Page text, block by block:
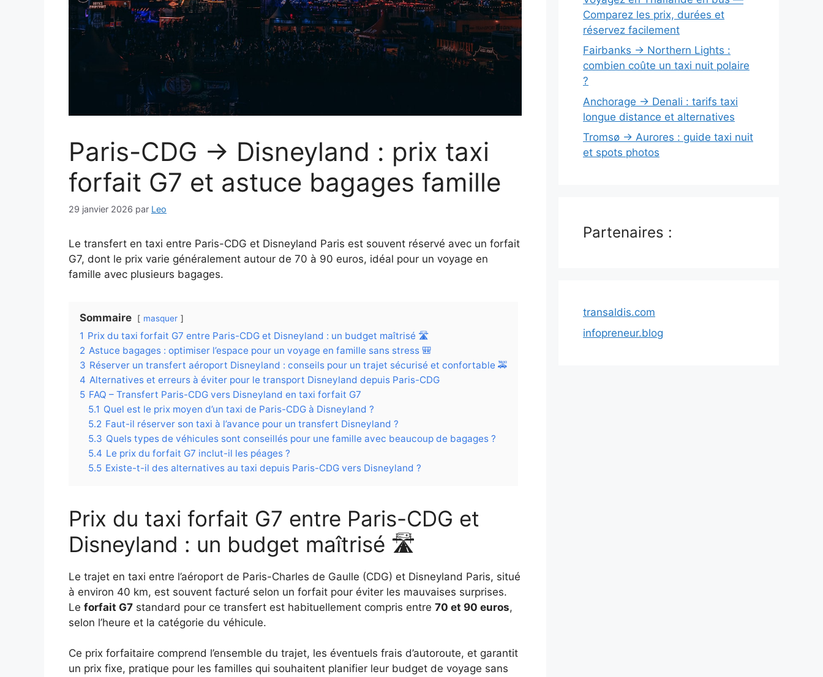
Paris-CDG → Disneyland : prix taxi
forfait G7 et astuce bagages famille
29 janvier 2026 par Leo
Le transfert en taxi entre Paris-CDG et Disneyland Paris est souvent réservé avec un forfait
G7, dont le prix varie généralement autour de 70 à 90 euros, idéal pour un voyage en
famille avec plusieurs bagages.
Sommaire masquer
1 Prix du taxi forfait G7 entre Paris-CDG et Disneyland : un budget maîtrisé 🛣️
2 Astuce bagages : optimiser l’espace pour un voyage en famille sans stress 🎒
3 Réserver un transfert aéroport Disneyland : conseils pour un trajet sécurisé et confortable 🚕
4 Alternatives et erreurs à éviter pour le transport Disneyland depuis Paris-CDG
5 FAQ – Transfert Paris-CDG vers Disneyland en taxi forfait G7
5.1 Quel est le prix moyen d’un taxi de Paris-CDG à Disneyland ?
5.2 Faut-il réserver son taxi à l’avance pour un transfert Disneyland ?
5.3 Quels types de véhicules sont conseillés pour une famille avec beaucoup de bagages ?
5.4 Le prix du forfait G7 inclut-il les péages ?
5.5 Existe-t-il des alternatives au taxi depuis Paris-CDG vers Disneyland ?
Prix du taxi forfait G7 entre Paris-CDG et
Disneyland : un budget maîtrisé 🛣️
Le trajet en taxi entre l’aéroport de Paris-Charles de Gaulle (CDG) et Disneyland Paris, situé
à environ 40 km, est souvent facturé selon un forfait pour éviter les mauvaises surprises.
Le forfait G7 standard pour ce transfert est habituellement compris entre 70 et 90 euros,
selon l’heure et la catégorie du véhicule.
Ce prix forfaitaire comprend l’ensemble du trajet, les éventuels frais d’autoroute, et garantit
un prix fixe, pratique pour les familles qui souhaitent planifier leur budget de voyage sans
Comparez les prix, durées et
réservez facilement
Fairbanks → Northern Lights :
combien coûte un taxi nuit polaire
?
Anchorage → Denali : tarifs taxi
longue distance et alternatives
Tromsø → Aurores : guide taxi nuit
et spots photos
Partenaires :
transaldis.com
infopreneur.blog